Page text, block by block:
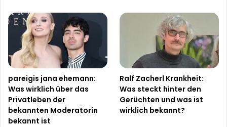
pareigis jana ehemann:
Was wirklich über das
Privatleben der
bekannten Moderatorin
bekannt ist
Ralf Zacherl Krankheit:
Was steckt hinter den
Gerüchten und was ist
wirklich bekannt?